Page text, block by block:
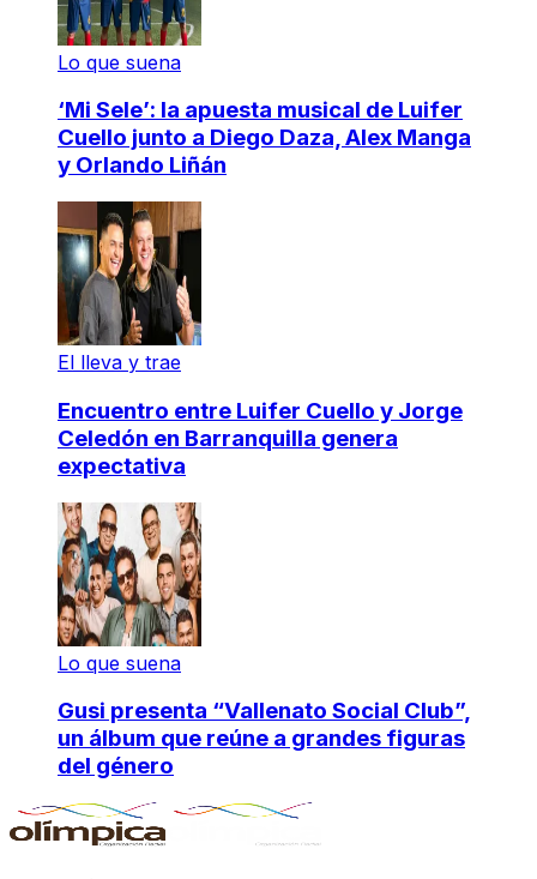
Lo que suena
‘Mi Sele’: la apuesta musical de Luifer
Cuello junto a Diego Daza, Alex Manga
y Orlando Liñán
El lleva y trae
Encuentro entre Luifer Cuello y Jorge
Celedón en Barranquilla genera
expectativa
Lo que suena
Gusi presenta “Vallenato Social Club”,
un álbum que reúne a grandes figuras
del género